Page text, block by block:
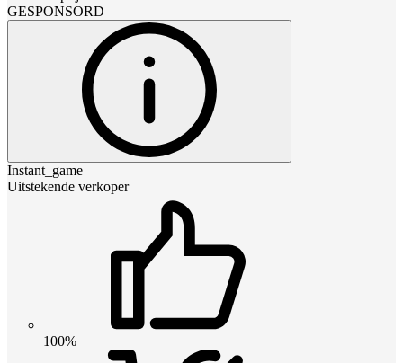
GESPONSORD
Instant_game
Uitstekende verkoper
100%